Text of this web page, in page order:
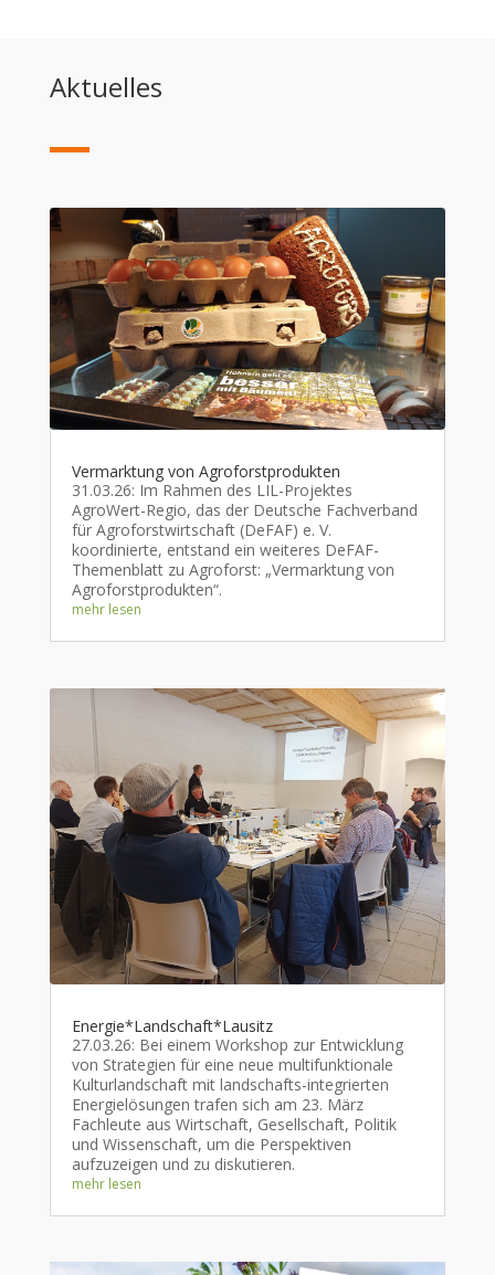
Aktuelles
Vermarktung von Agroforstprodukten
31.03.26: Im Rahmen des LIL-Projektes
AgroWert-Regio, das der Deutsche Fachverband
für Agroforstwirtschaft (DeFAF) e. V.
koordinierte, entstand ein weiteres DeFAF-
Themenblatt zu Agroforst: „Vermarktung von
Agroforstprodukten“.
mehr lesen
Energie*Landschaft*Lausitz
27.03.26: Bei einem Workshop zur Entwicklung
von Strategien für eine neue multifunktionale
Kulturlandschaft mit landschafts-integrierten
Energielösungen trafen sich am 23. März
Fachleute aus Wirtschaft, Gesellschaft, Politik
und Wissenschaft, um die Perspektiven
aufzuzeigen und zu diskutieren.
mehr lesen